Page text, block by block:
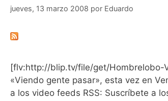
jueves, 13 marzo 2008 por Eduardo
[flv:http://blip.tv/file/get/Hombrelobo-
«Viendo gente pasar», esta vez en
a los video feeds RSS: Suscríbete a